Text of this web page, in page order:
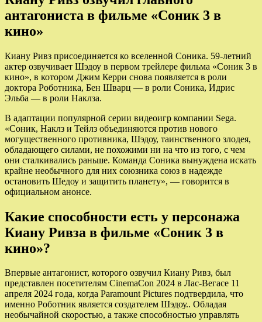
антагониста в фильме «Соник 3 в
кино»
Киану Ривз присоединяется ко вселенной Соника. 59-летний
актер озвучивает Шэдоу в первом трейлере фильма «Соник 3 в
кино», в котором Джим Керри снова появляется в роли
доктора Роботника, Бен Шварц — в роли Соника, Идрис
Эльба — в роли Наклза.
В адаптации популярной серии видеоигр компании Sega.
«Соник, Наклз и Тейлз объединяются против нового
могущественного противника, Шэдоу, таинственного злодея,
обладающего силами, не похожими ни на что из того, с чем
они сталкивались раньше. Команда Соника вынуждена искать
крайне необычного для них союзника союз в надежде
остановить Шедоу и защитить планету», — говорится в
официальном анонсе.
Какие способности есть у персонажа
Киану Ривза в фильме «Соник 3 в
кино»?
Впервые антагонист, которого озвучил Киану Ривз, был
представлен посетителям CinemaCon 2024 в Лас-Вегасе 11
апреля 2024 года, когда Paramount Pictures подтвердила, что
именно Роботник является создателем Шэдоу.. Обладая
необычайной скоростью, а также способностью управлять